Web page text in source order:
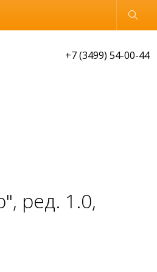
Обычная версия
+7 (3499) 54-00-44
ред. 1.0,